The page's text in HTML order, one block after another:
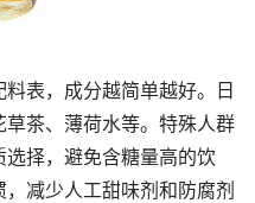
表，成分越简单越好。日
茶、薄荷水等。特殊人群
择，避免含糖量高的饮
减少人工甜味剂和防腐剂